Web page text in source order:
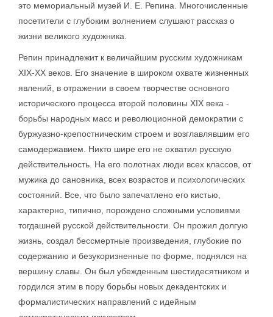
это мемориальный музей И. Е. Репина. Многочисленные
посетители с глубоким волнением слушают рассказ о
жизни великого художника.
Репин принадлежит к величайшим русским художникам
XIX-XX веков. Его значение в широком охвате жизненных
явлений, в отражении в своем творчестве основного
исторического процесса второй половины XIX века -
борьбы народных масс и революционной демократии с
буржуазно-крепостническим строем и возглавлявшим его
самодержавием. Никто шире его не охватил русскую
действительность. На его полотнах люди всех классов, от
мужика до сановника, всех возрастов и психологических
состояний. Все, что было запечатлено его кистью,
характерно, типично, порождено сложными условиями
тогдашней русской действительности. Он прожил долгую
жизнь, создал бессмертные произведения, глубокие по
содержанию и безукоризненные по форме, поднялся на
вершину славы. Он был убежденным шестидесятником и
гордился этим в пору борьбы новых декадентских и
формалистических направлений с идейным